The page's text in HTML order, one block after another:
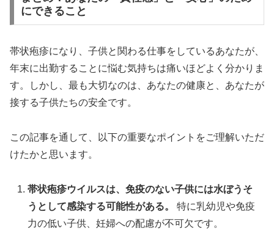
にできること
帯状疱疹になり、子供と関わる仕事をしているあなたが、
年末に出勤することに悩む気持ちは痛いほどよく分かりま
す。しかし、最も大切なのは、あなたの健康と、あなたが
接する子供たちの安全です。
この記事を通して、以下の重要なポイントをご理解いただ
けたかと思います。
帯状疱疹ウイルスは、免疫のない子供には水ぼうそ
うとして感染する可能性がある。
特に乳幼児や免疫
力の低い子供、妊婦への配慮が不可欠です。